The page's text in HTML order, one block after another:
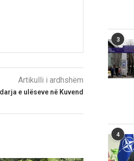
Artikulli i ardhshëm
e ulëseve në Kuvend
3
4